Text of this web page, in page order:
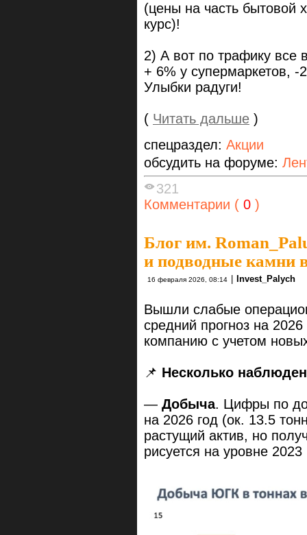
(цены на часть бытовой
курс)!
2) А вот по трафику все
+ 6% у супермаркетов,
Улыбки радуги!
( Читать дальше )
спецраздел: Акции
обсудить на форуме:
321
Комментарии ( 0 )
Блог им.
и подводные
16 февраля 2026, 08:14 Invest_Palych
Вышли слабые
средний прогноз на
компанию с учетом
📌 Несколько
— Добыча. Цифры по
на 2026 год (ок. 13.5
растущий актив, но
рисуется на уровне 2023